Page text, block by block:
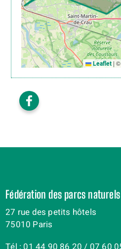
Leaflet |
Fédération des parcs
27 rue des petits hôtels
75010 Paris